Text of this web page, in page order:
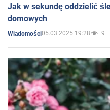
Jak w sekundę oddzielić
domowych
Wiadomości05.03.2025 19:28 9